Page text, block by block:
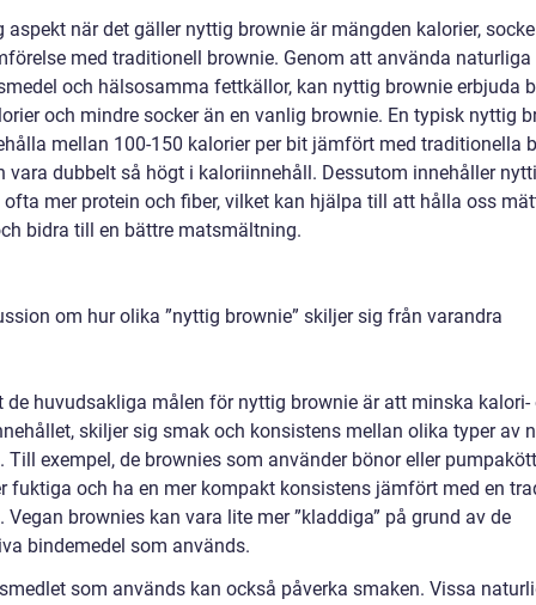
aspekt när det gäller nyttig brownie är mängden kalorier,
med traditionell brownie. Genom att använda naturliga
och hälsosamma fettkällor, kan nyttig brownie erbjuda
och mindre socker än en vanlig brownie. En typisk nyttig
mellan 100-150 kalorier per bit jämfört med traditionella
vara dubbelt så högt i kaloriinnehåll. Dessutom innehåller
ofta mer protein och fiber, vilket kan hjälpa till att hålla oss
bidra till en bättre matsmältning.
om hur olika ”nyttig brownie” skiljer sig från varandra
de huvudsakliga målen för nyttig brownie är att minska kalori-
skiljer sig smak och konsistens mellan olika typer av
Till exempel, de brownies som använder bönor eller
fuktiga och ha en mer kompakt konsistens jämfört med en
Vegan brownies kan vara lite mer ”kladdiga” på grund av de
bindemedel som används.
som används kan också påverka smaken. Vissa